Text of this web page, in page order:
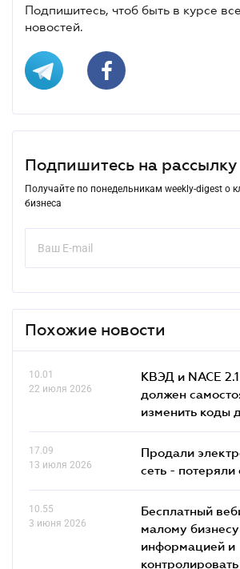
Подпишитесь, чтоб быть в курсе
новостей.
Подпишитесь на рассылку
Получайте по понедельникам weekly-digest о
бизнеса
Похожие новости
10.01
22 июля 2026
КВЭД и NACE
должен
изменить коды
17.09
13 июля 2026
Продали
сеть -
10.55
3 июня 2026
Бесплатный
малому
информацией и